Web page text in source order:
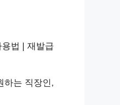
법 | 재발급
하는 직장인,